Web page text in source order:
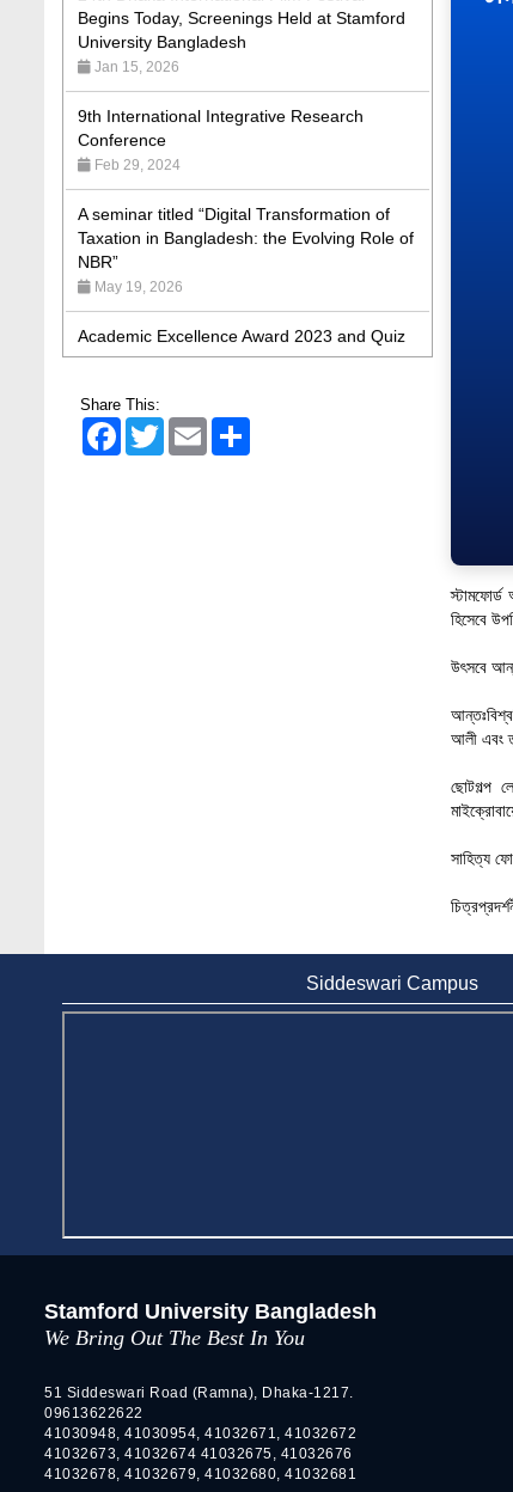
Jan 15, 2026
9th International Integrative Research
Feb 29, 2024
A seminar titled “Digital Transformation of
NBR”
May 19, 2026
Academic Excellence Award 2023 and Quiz
Jun 4, 2023
Admission Fair Spring 2026 underway at
Stamford University Bangladesh
Jan 4, 2026
Jun 11, 2026
Case Analysis of Brand Promotion and
Department of Film and Media Studies
Organizes Freshers’ Orientation Program
Department of Public Administration,
Stamford University Bangladesh Arranged a
Day-long Field Visit on 19th May 2026
Share This:
FacebookTwitter Email
হিসেবে
উৎসবে
আলী এবং
ছোটগল্প
সাহিত্য
Siddeswari Campus
Stamford University Bangladesh
We Bring Out The Best In You
51 Siddeswari Road (Ramna), Dhaka-1217.
09613622622
41030948, 41030954, 41032671, 41032672
41032673, 41032674 41032675, 41032676
41032678, 41032679, 41032680, 41032681